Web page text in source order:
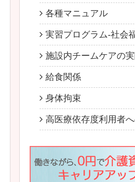
各種マニュアル
実習プログラム-社会
施設内チームケアの
給食関係
身体拘束
高医療依存度利用者